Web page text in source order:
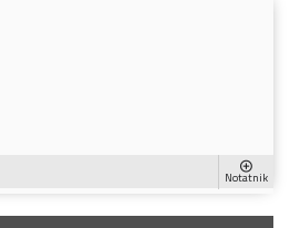
Notatnik